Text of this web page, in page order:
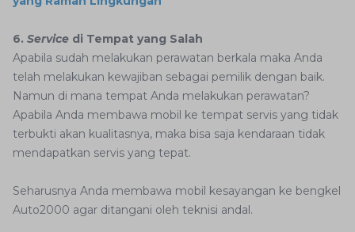
6. Service di Tempat yang Salah
Apabila sudah melakukan perawatan berkala maka Anda
telah melakukan kewajiban sebagai pemilik dengan baik.
Namun di mana tempat Anda melakukan perawatan?
Apabila Anda membawa mobil ke tempat servis yang tidak
terbukti akan kualitasnya, maka bisa saja kendaraan tidak
mendapatkan servis yang tepat.
Seharusnya Anda membawa mobil kesayangan ke bengkel
Auto2000 agar ditangani oleh teknisi andal.